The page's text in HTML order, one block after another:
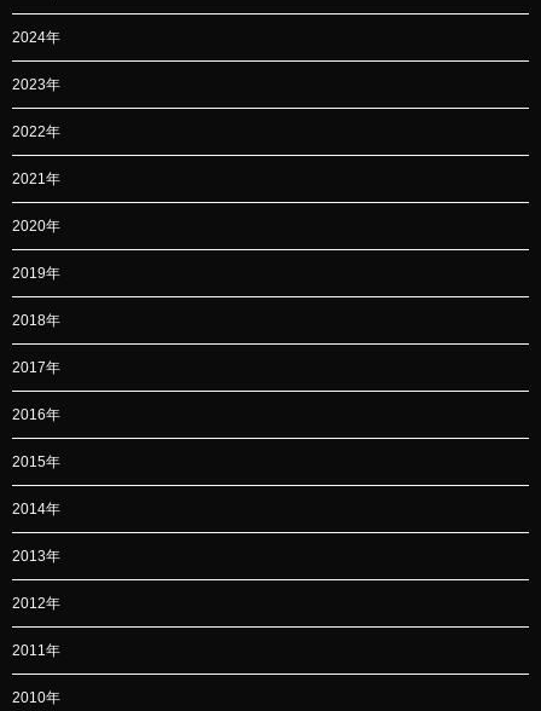
2024年
2023年
2022年
2021年
2020年
2019年
2018年
2017年
2016年
2015年
2014年
2013年
2012年
2011年
2010年